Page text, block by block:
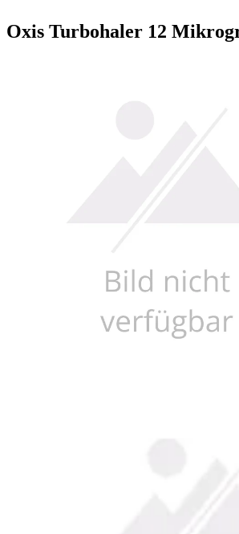
Oxis Turbohaler 12